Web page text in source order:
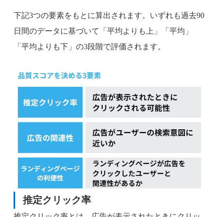
下記3つの要素をもとに算出されます。いずれも過去90
日間のデータに基づいて「平均よりも上」「平均」
「平均よりも下」の3段階で評価されます。
推定クリック率